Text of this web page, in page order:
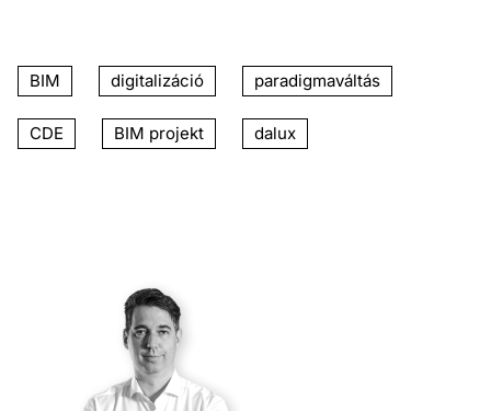
BIM digitalizáció paradigmaváltás
CDE BIM projekt dalux